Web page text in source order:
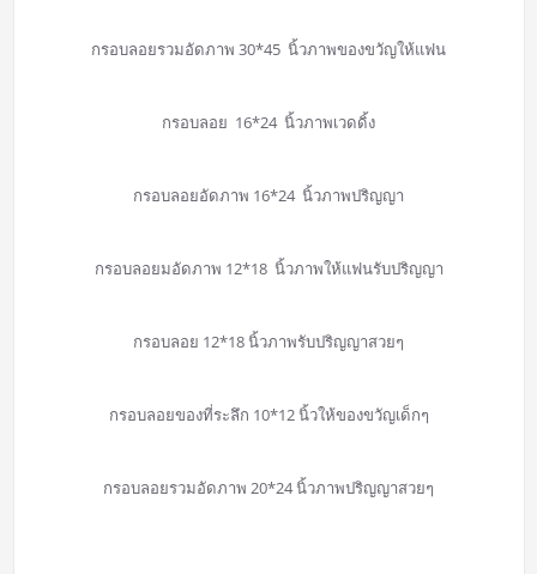
กรอบลอยรวมอัดภาพ 30*45 นิ้วภาพของขวัญให้แฟน
กรอบลอย 16*24 นิ้วภาพเวดดิ้ง
กรอบลอยอัดภาพ 16*24 นิ้วภาพปริญญา
กรอบลอยมอัดภาพ 12*18 นิ้วภาพให้แฟนรับปริญญา
กรอบลอย 12*18 นิ้วภาพรับปริญญาสวยๆ
กรอบลอยของที่ระลึก 10*12 นิ้วให้ของขวัญเด็กๆ
กรอบลอยรวมอัดภาพ 20*24 นิ้วภาพปริญญาสวยๆ